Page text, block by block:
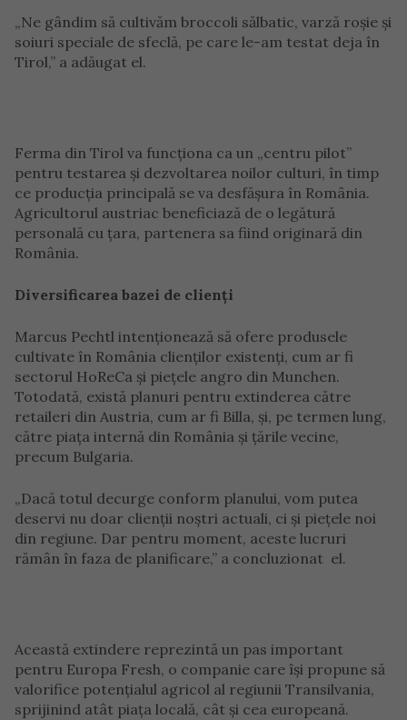
„Ne gândim să cultivăm broccoli sălbatic, varză roșie și
soiuri speciale de sfeclă, pe care le-am testat deja în
Tirol,” a adăugat el.
Ferma din Tirol va funcționa ca un „centru pilot”
pentru testarea și dezvoltarea noilor culturi, în timp
ce producția principală se va desfășura în România.
Agricultorul austriac beneficiază de o legătură
personală cu țara, partenera sa fiind originară din
România.
Diversificarea bazei de clienți
Marcus Pechtl intenționează să ofere produsele
cultivate în România clienților existenți, cum ar fi
sectorul HoReCa și piețele angro din Munchen.
Totodată, există planuri pentru extinderea către
retaileri din Austria, cum ar fi Billa, și, pe termen lung,
către piața internă din România și țările vecine,
precum Bulgaria.
„Dacă totul decurge conform planului, vom putea
deservi nu doar clienții noștri actuali, ci și piețele noi
din regiune. Dar pentru moment, aceste lucruri
rămân în faza de planificare,” a concluzionat el.
Această extindere reprezintă un pas important
pentru Europa Fresh, o companie care își propune să
valorifice potențialul agricol al regiunii Transilvania,
sprijinind atât piața locală, cât și cea europeană.